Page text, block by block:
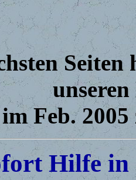
Seiten
im Feb. 2005
Hilfe in